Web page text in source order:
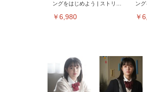
ングをはじめよう | ストリー
￥6,980
ング
￥